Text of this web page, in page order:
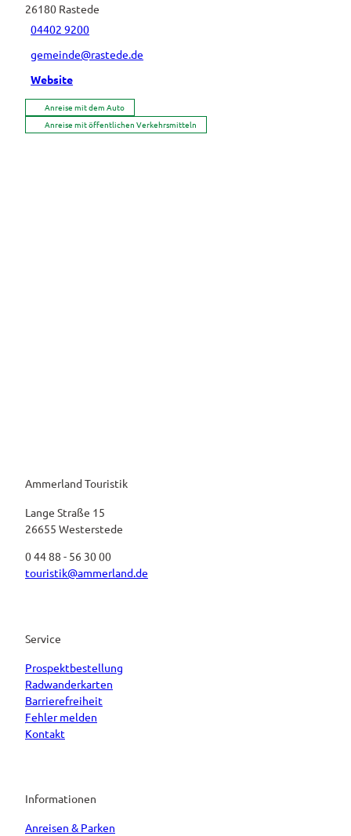
26180 Rastede
04402 9200
gemeinde@rastede.de
Website
Anreise mit dem Auto
Anreise mit öffentlichen Verkehrsmitteln
Ammerland Touristik
Lange Straße 15
26655 Westerstede
0 44 88 - 56 30 00
touristik@ammerland.de
Service
Prospektbestellung
Radwanderkarten
Barrierefreiheit
Fehler melden
Kontakt
Informationen
Anreisen & Parken